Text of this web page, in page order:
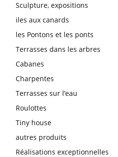
Sculpture, expositions
iles aux canards
les Pontons et les ponts
Terrasses dans les arbres
Cabanes
Charpentes
Terrasses sur l’eau
Roulottes
Tiny house
autres produits
Réalisations exceptionnelles